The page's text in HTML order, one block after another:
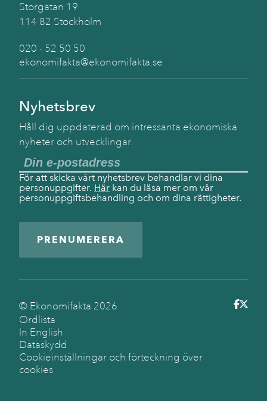
Storgatan 19
114 82 Stockholm
020 - 52 50 50
ekonomifakta@ekonomifakta.se
Nyhetsbrev
Håll dig uppdaterad om intressanta ekonomiska
nyheter och utvecklingar.
För att skicka vårt nyhetsbrev behandlar vi dina
personuppgifter. Här kan du läsa mer om vår
personuppgiftsbehandling och om dina rättigheter.
PRENUMERERA
© Ekonomifakta 2026
Ordlista
In English
Dataskydd
Cookieinställningar och förteckning över
cookies